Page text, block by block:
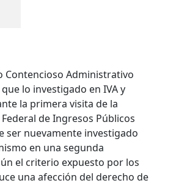
Contencioso Administrativo
lo investigado en IVA y
la primera visita de la
de Ingresos Públicos
ser nuevamente investigado
en una segunda
el criterio expuesto por los
una afección del derecho de